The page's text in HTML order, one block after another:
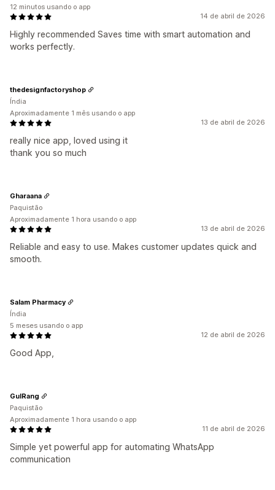
14 de abril de 2026
Highly recommended Saves time with smart automation and
works perfectly.
12 minutos usando o app
13 de abril de 2026
really nice app, loved using it
thank you so much
thedesignfactoryshop
Índia
Aproximadamente 1 mês usando o app
13 de abril de 2026
Reliable and easy to use. Makes customer updates quick and
smooth.
Gharaana
Paquistão
Aproximadamente 1 hora usando o app
12 de abril de 2026
Good App,
Salam Pharmacy
Índia
5 meses usando o app
11 de abril de 2026
Simple yet powerful app for automating WhatsApp
communication
GulRang
Paquistão
Aproximadamente 1 hora usando o app